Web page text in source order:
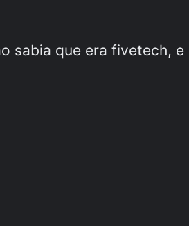
sabia que era fivetech,